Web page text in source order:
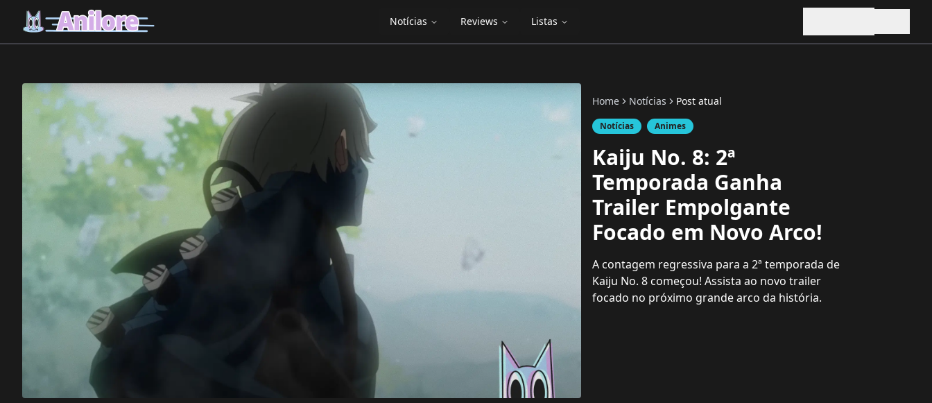
Notícias Reviews Listas
Home Notícias Post atual
Notícias Animes
Kaiju No. 8: 2ª
Temporada Ganha
Trailer Empolgante
Focado em Novo Arco!
A contagem regressiva para a 2ª temporada de
Kaiju No. 8 começou! Assista ao novo trailer
focado no próximo grande arco da história.